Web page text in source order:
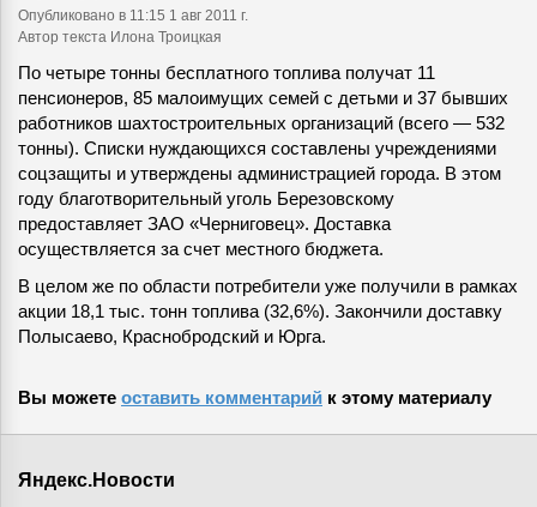
Опубликовано в 11:15 1 авг 2011 г.
Автор текста Илона Троицкая
По четыре тонны бесплатного топлива получат 11
пенсионеров, 85 малоимущих семей с детьми и 37 бывших
работников шахтостроительных организаций (всего — 532
тонны). Списки нуждающихся составлены учреждениями
соцзащиты и утверждены администрацией города. В этом
году благотворительный уголь Березовскому
предоставляет ЗАО «Черниговец». Доставка
осуществляется за счет местного бюджета.
В целом же по области потребители уже получили в рамках
акции 18,1 тыс. тонн топлива (32,6%). Закончили доставку
Полысаево, Краснобродский и Юрга.
Вы можете оставить комментарий к этому материалу
Яндекс.Новости